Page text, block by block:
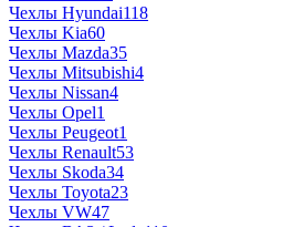
Чехлы Hyundai118
Чехлы Kia60
Чехлы Mazda35
Чехлы Mitsubishi4
Чехлы Nissan4
Чехлы Opel1
Чехлы Peugeot1
Чехлы Renault53
Чехлы Skoda34
Чехлы Toyota23
Чехлы VW47